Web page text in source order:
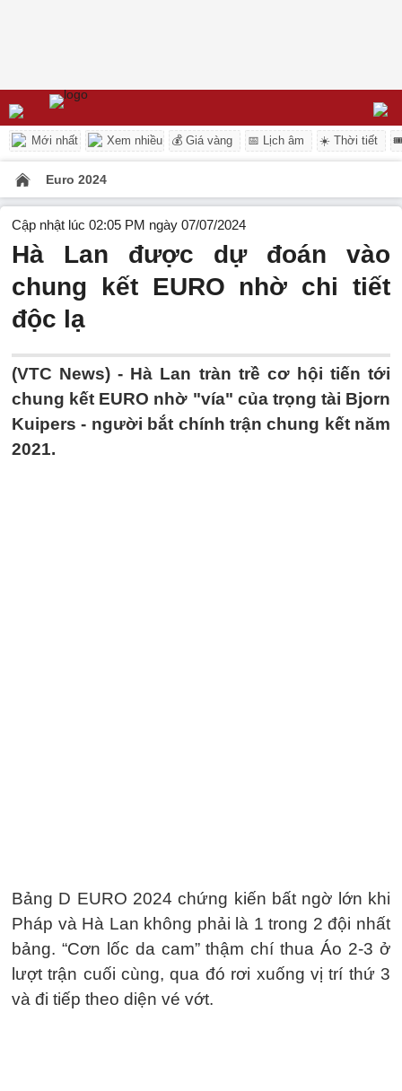
Mới nhất Xem nhiều 💰 Giá vàng 📅 Lịch âm ☀️ Thời tiết
Euro 2024
Cập nhật lúc 02:05 PM ngày 07/07/2024
Hà Lan được dự đoán vào
chung kết EURO nhờ chi tiết
độc lạ
(VTC News) - Hà Lan tràn trề cơ hội tiến tới
chung kết EURO nhờ "vía" của trọng tài Bjorn
Kuipers - người bắt chính trận chung kết năm
2021.
Bảng D EURO 2024 chứng kiến bất ngờ lớn khi
Pháp và Hà Lan không phải là 1 trong 2 đội nhất
bảng. “Cơn lốc da cam” thậm chí thua Áo 2-3 ở
lượt trận cuối cùng, qua đó rơi xuống vị trí thứ 3
và đi tiếp theo diện vé vớt.